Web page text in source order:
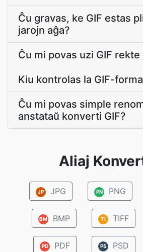
Ĉu gravas, ke GIF estas
jarojn aĝa?
Ĉu mi povas uzi GIF
Kiu kontrolas la GIF-
Ĉu mi povas simple
anstataŭ konverti GIF?
Aliaj
JP JPG PN PNG
BM BMP TI TIFF
PD PDF PS PSD